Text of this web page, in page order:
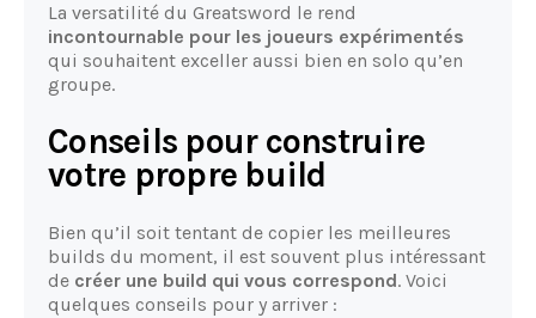
La versatilité du Greatsword le rend
incontournable pour les joueurs expérimentés
qui souhaitent exceller aussi bien en solo qu’en
groupe.
Conseils pour construire
votre propre build
Bien qu’il soit tentant de copier les meilleures
builds du moment, il est souvent plus intéressant
de créer une build qui vous correspond. Voici
quelques conseils pour y arriver :